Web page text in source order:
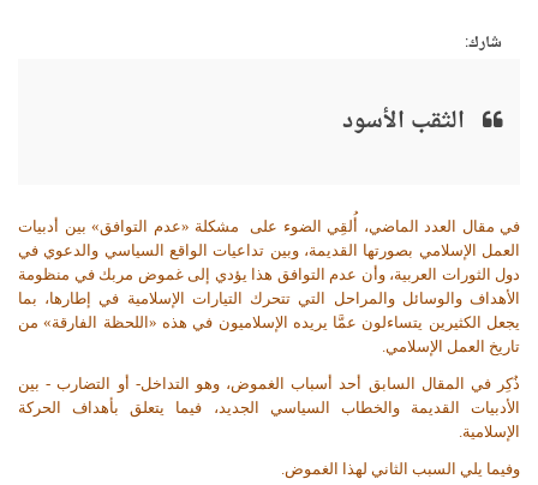
شارك:
الثقب الأسود
في مقال العدد الماضي، أُلقِي الضوء على
مشكلة «عدم التوافق» بين أدبيات
العمل الإسلامي بصورتها القديمة، وبين تداعيات الواقع السياسي والدعوي في
دول الثورات العربية، وأن عدم التوافق هذا يؤدي إلى غموض مربك في منظومة
الأهداف والوسائل والمراحل التي تتحرك التيارات الإسلامية في إطارها، بما
يجعل الكثيرين يتساءلون عمَّا يريده الإسلاميون في هذه «اللحظة الفارقة» من
تاريخ العمل الإسلامي.
ذُكِر في المقال السابق أحد أسباب الغموض، وهو التداخل- أو التضارب - بين
الأدبيات القديمة والخطاب السياسي الجديد، فيما يتعلق بأهداف الحركة
الإسلامية.
وفيما يلي السبب الثاني لهذا الغموض.